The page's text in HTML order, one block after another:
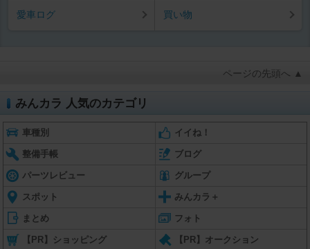
愛車ログ 買い物
ページの先頭へ ▲
みんカラ 人気のカテゴリ
車種別 イイね！
整備手帳 ブログ
パーツレビュー グループ
スポット みんカラ＋
まとめ フォト
【PR】ショッピング 【PR】オークション